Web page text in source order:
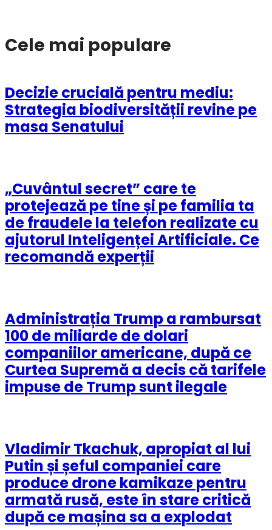
Cele mai populare
Decizie crucială pentru mediu:
Strategia biodiversității revine pe
masa Senatului
„Cuvântul secret” care te
protejează pe tine și pe familia ta
de fraudele la telefon realizate cu
ajutorul Inteligenței Artificiale. Ce
recomandă experții
Administrația Trump a rambursat
100 de miliarde de dolari
companiilor americane, după ce
Curtea Supremă a decis că tarifele
impuse de Trump sunt ilegale
Vladimir Tkachuk, apropiat al lui
Putin și șeful companiei care
produce drone kamikaze pentru
armată rusă, este în stare critică
după ce mașina sa a explodat